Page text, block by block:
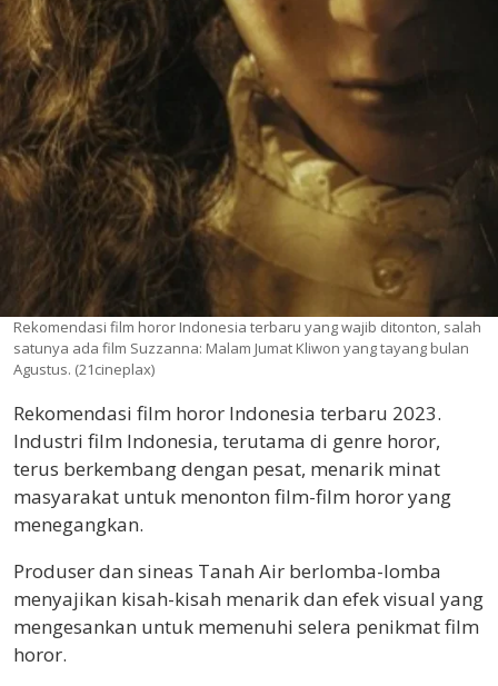
Rekomendasi film horor Indonesia terbaru yang wajib ditonton, salah
satunya ada film Suzzanna: Malam Jumat Kliwon yang tayang bulan
Agustus. (21cineplax)
Rekomendasi film horor Indonesia terbaru 2023.
Industri film Indonesia, terutama di genre horor,
terus berkembang dengan pesat, menarik minat
masyarakat untuk menonton film-film horor yang
menegangkan.
Produser dan sineas Tanah Air berlomba-lomba
menyajikan kisah-kisah menarik dan efek visual yang
mengesankan untuk memenuhi selera penikmat film
horor.